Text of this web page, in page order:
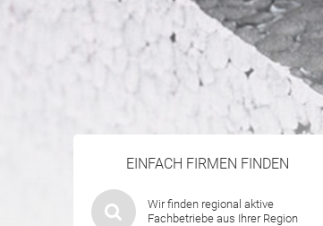
EINFACH FIRMEN FINDEN
Wir finden regional aktive
Fachbetriebe aus Ihrer Region